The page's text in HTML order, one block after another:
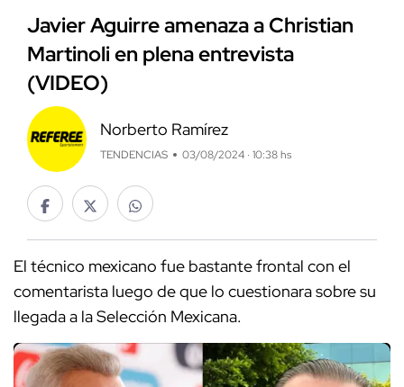
Javier Aguirre amenaza a Christian
Martinoli en plena entrevista
(VIDEO)
Norberto Ramírez
TENDENCIAS 03/08/2024 · 10:38 hs
El técnico mexicano fue bastante frontal con el
comentarista luego de que lo cuestionara sobre su
llegada a la Selección Mexicana.